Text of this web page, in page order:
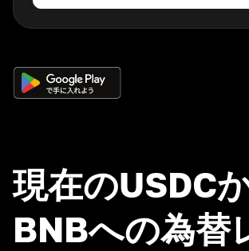
現在のUSDC
BNBへの為替